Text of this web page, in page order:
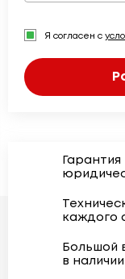
Я согласен с
Гарантия
каждого
Большой
в наличии